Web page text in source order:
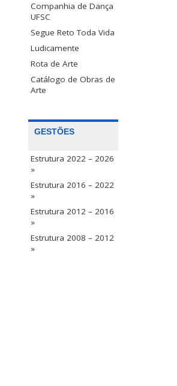
Companhia de Dança
UFSC
Segue Reto Toda Vida
Ludicamente
Rota de Arte
Catálogo de Obras de
Arte
GESTÕES
Estrutura 2022 – 2026
»
Estrutura 2016 – 2022
»
Estrutura 2012 – 2016
»
Estrutura 2008 – 2012
»